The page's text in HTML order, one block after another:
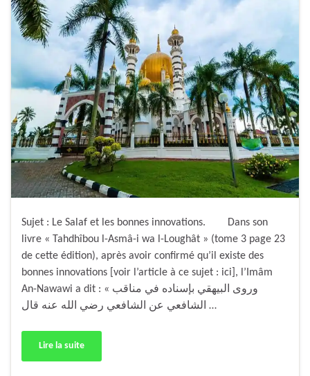
Sujet : Le Salaf et les bonnes innovations. Dans son
livre « Tahdhîbou l-Asmâ-i wa l-Loughât » (tome 3 page 23
de cette édition), après avoir confirmé qu’il existe des
bonnes innovations [voir l’article à ce sujet : ici], l’Imâm
An-Nawawi a dit : « وروى البيهقي بإسناده في مناقب
الشافعي عن الشافعي رضي الله عنه قال …
Lire la suite